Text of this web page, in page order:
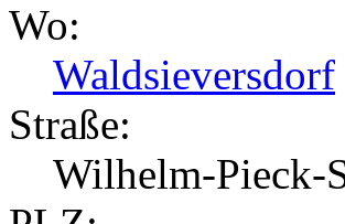
Wo:
Waldsieversdorf
Straße:
Wilhelm-Pieck-